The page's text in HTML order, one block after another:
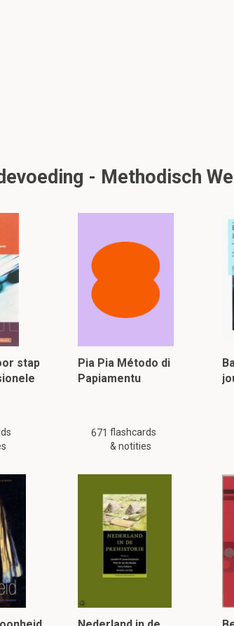
- Methodisch
stap
Pia Pia Método di
Papiamentu
671 flashcards
& notities